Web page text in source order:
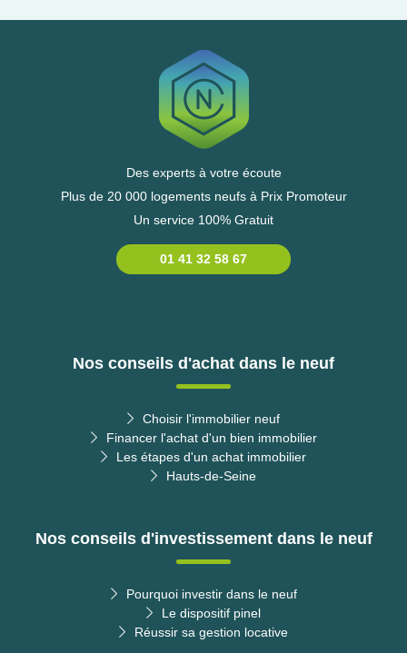
Des experts à votre écoute
Plus de 20 000 logements neufs à Prix Promoteur
Un service 100% Gratuit
01 41 32 58 67
Nos conseils d'achat dans le neuf
Choisir l'immobilier neuf
Financer l'achat d'un bien immobilier
Les étapes d'un achat immobilier
Hauts-de-Seine
Nos conseils d'investissement dans le neuf
Pourquoi investir dans le neuf
Le dispositif pinel
Réussir sa gestion locative